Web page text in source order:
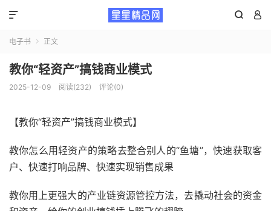
 

电子书  正文
教你“轻资产”搞钱商业模式
2025-12-09 阅读(232) 评论(0)
【教你“轻资产”搞钱商业模式】
教你怎么用轻资产的策略去整合别人的“鱼塘”，快速获取客
户、快速打响品牌、快速实现销售成果
教你用上更强大的产业链资源管控方法，去撬动社会的资金